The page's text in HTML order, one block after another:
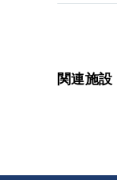
関連施設